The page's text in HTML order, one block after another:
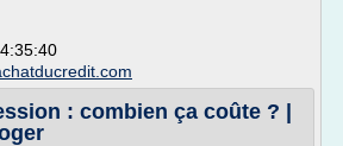
: combien ça coûte ? |